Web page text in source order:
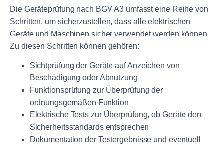
Die Geräteprüfung nach BGV A3 umfasst eine Reihe von
Schritten, um sicherzustellen, dass alle elektrischen
Geräte und Maschinen sicher verwendet werden können.
Zu diesen Schritten können gehören:
Sichtprüfung der Geräte auf Anzeichen von
Beschädigung oder Abnutzung
Funktionsprüfung zur Überprüfung der
ordnungsgemäßen Funktion
Elektrische Tests zur Überprüfung, ob Geräte den
Sicherheitsstandards entsprechen
Dokumentation der Testergebnisse und eventuell